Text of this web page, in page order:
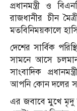
প্রধানমন্ত্রী ও
রাজধানীর চীন
মতবিনিময়কালে
দেশের সার্বিক
সামনে আসে
সাংবাদিক
আপনি কোন দলের
এর জবাবে মুখে মৃদু